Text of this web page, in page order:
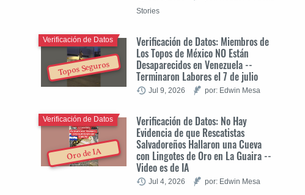
Stories
Topos Seguros
Verificación de Datos: Miembros de
Los Topos de México NO Están
Desaparecidos en Venezuela --
Terminaron Labores el 7 de julio
Verificación de Datos
Jul 9, 2026 por: Edwin Mesa
Oro de IA
Verificación de Datos: No Hay
Evidencia de que Rescatistas
Salvadoreños Hallaron una Cueva
con Lingotes de Oro en La Guaira --
Video es de IA
Verificación de Datos
Jul 4, 2026 por: Edwin Mesa